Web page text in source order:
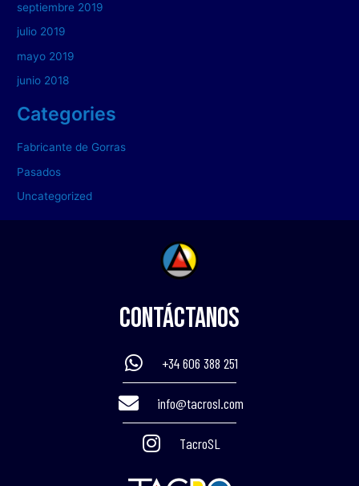
septiembre 2019
julio 2019
mayo 2019
junio 2018
Categories
Fabricante de Gorras
Pasados
Uncategorized
Contáctanos
+34 606 388 251
info@tacrosl.com
TacroSL